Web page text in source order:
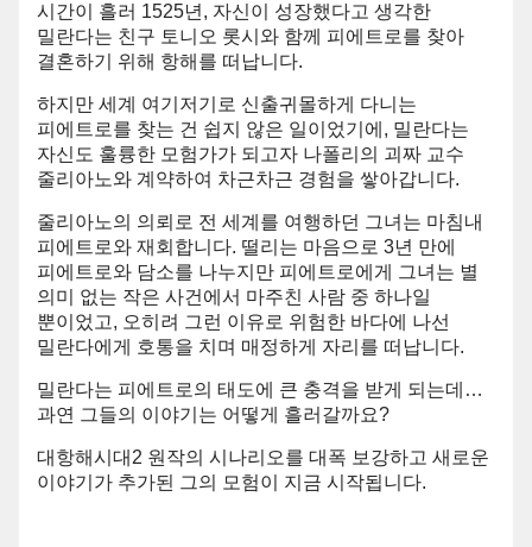
시간이 흘러 1525년, 자신이 성장했다고 생각한
밀란다는 친구 토니오 롯시와 함께 피에트로를 찾아
결혼하기 위해 항해를 떠납니다.
하지만 세계 여기저기로 신출귀몰하게 다니는
피에트로를 찾는 건 쉽지 않은 일이었기에, 밀란다는
자신도 훌륭한 모험가가 되고자 나폴리의 괴짜 교수
줄리아노와 계약하여 차근차근 경험을 쌓아갑니다.
줄리아노의 의뢰로 전 세계를 여행하던 그녀는 마침내
피에트로와 재회합니다. 떨리는 마음으로 3년 만에
피에트로와 담소를 나누지만 피에트로에게 그녀는 별
의미 없는 작은 사건에서 마주친 사람 중 하나일
뿐이었고, 오히려 그런 이유로 위험한 바다에 나선
밀란다에게 호통을 치며 매정하게 자리를 떠납니다.
밀란다는 피에트로의 태도에 큰 충격을 받게 되는데…
과연 그들의 이야기는 어떻게 흘러갈까요?
대항해시대2 원작의 시나리오를 대폭 보강하고 새로운
이야기가 추가된 그의 모험이 지금 시작됩니다.